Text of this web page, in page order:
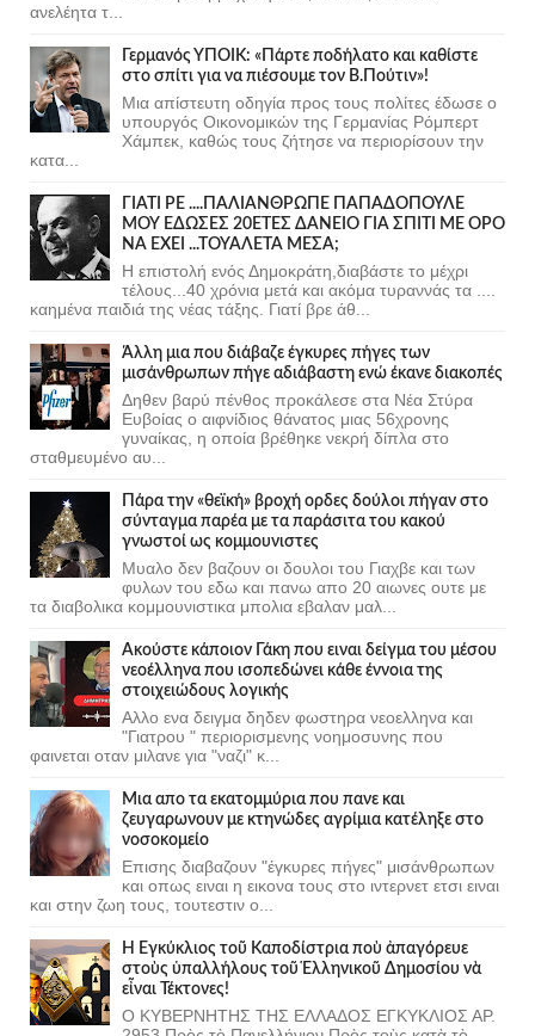
ανελέητα τ...
Γερμανός ΥΠΟΙΚ: «Πάρτε ποδήλατο και καθίστε
στο σπίτι για να πιέσουμε τον Β.Πούτιν»!
Μια απίστευτη οδηγία προς τους πολίτες έδωσε ο
υπουργός Οικονομικών της Γερμανίας Ρόμπερτ
Χάμπεκ, καθώς τους ζήτησε να περιορίσουν την
κατα...
ΓΙΑΤΙ ΡΕ ....ΠΑΛΙΑΝΘΡΩΠΕ ΠΑΠΑΔΟΠΟΥΛΕ
ΜΟΥ ΕΔΩΣΕΣ 20ΕΤΕΣ ΔΑΝΕΙΟ ΓΙΑ ΣΠΙΤΙ ΜΕ ΟΡΟ
ΝΑ ΕΧΕΙ ...ΤΟΥΑΛΕΤΑ ΜΕΣΑ;
Η επιστολή ενός Δημοκράτη,διαβάστε το μέχρι
τέλους...40 χρόνια μετά και ακόμα τυραννάς τα ....
καημένα παιδιά της νέας τάξης. Γιατί βρε άθ...
Άλλη μια που διάβαζε έγκυρες πήγες των
μισάνθρωπων πήγε αδιάβαστη ενώ έκανε διακοπές
Δηθεν βαρύ πένθος προκάλεσε στα Νέα Στύρα
Ευβοίας ο αιφνίδιος θάνατος μιας 56χρονης
γυναίκας, η οποία βρέθηκε νεκρή δίπλα στο
σταθμευμένο αυ...
Πάρα την «θεϊκή» βροχή ορδες δούλοι πήγαν στο
σύνταγμα παρέα με τα παράσιτα του κακού
γνωστοί ως κομμουνιστες
Μυαλο δεν βαζουν οι δουλοι του Γιαχβε και των
φυλων του εδω και πανω απο 20 αιωνες ουτε με
τα διαβολικα κομμουνιστικα μπολια εβαλαν μαλ...
Ακούστε κάποιον Γάκη που ειναι δείγμα του μέσου
νεοέλληνα που ισοπεδώνει κάθε έννοια της
στοιχειώδους λογικής
Αλλο ενα δειγμα δηδεν φωστηρα νεοελληνα και
"Γιατρου " περιορισμενης νοημοσυνης που
φαινεται οταν μιλανε για "ναζι" κ...
Μια απο τα εκατομμύρια που πανε και
ζευγαρωνουν με κτηνώδες αγρίμια κατέληξε στο
νοσοκομείο
Επισης διαβαζουν "έγκυρες πήγες" μισάνθρωπων
και οπως ειναι η εικονα τους στο ιντερνετ ετσι ειναι
και στην ζωη τους, τουτεστιν ο...
Ἡ Ἐγκύκλιος τοῦ Καποδίστρια ποὺ ἀπαγόρευε
στοὺς ὑπαλλήλους τοῦ Ἑλληνικοῦ Δημοσίου νὰ
εἶναι Τέκτονες!
Ο ΚΥΒΕΡΝΗΤΗΣ ΤΗΣ ΕΛΛΑΔΟΣ ΕΓΚΥΚΛΙΟΣ ΑΡ.